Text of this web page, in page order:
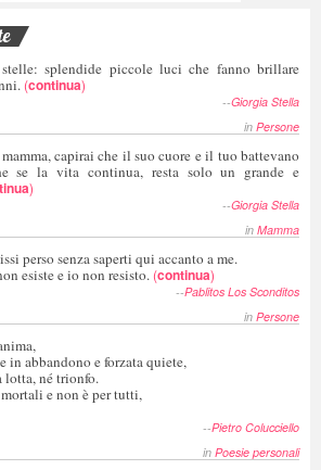
splendide piccole luci che fanno brillare
(continua)
--Giorgia Stella
in Persone
capirai che il suo cuore e il tuo battevano
se la vita continua, resta solo un grande e
)
--Giorgia Stella
in Mamma
perso senza saperti qui accanto a me.
esiste e io non resisto. (continua)
--Pablitos Los Sconditos
in Persone
in abbandono e forzata quiete,
lotta, né trionfo.
e non è per tutti,
--Pietro Colucciello
in Poesie personali